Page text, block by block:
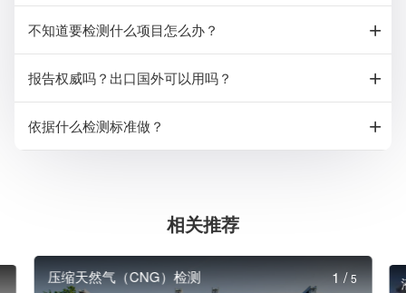
不知道要检测什么项目怎么办？
报告权威吗？出口国外可以用吗？
依据什么检测标准做？
相关推荐
压缩天然气（CNG）检测 1/5